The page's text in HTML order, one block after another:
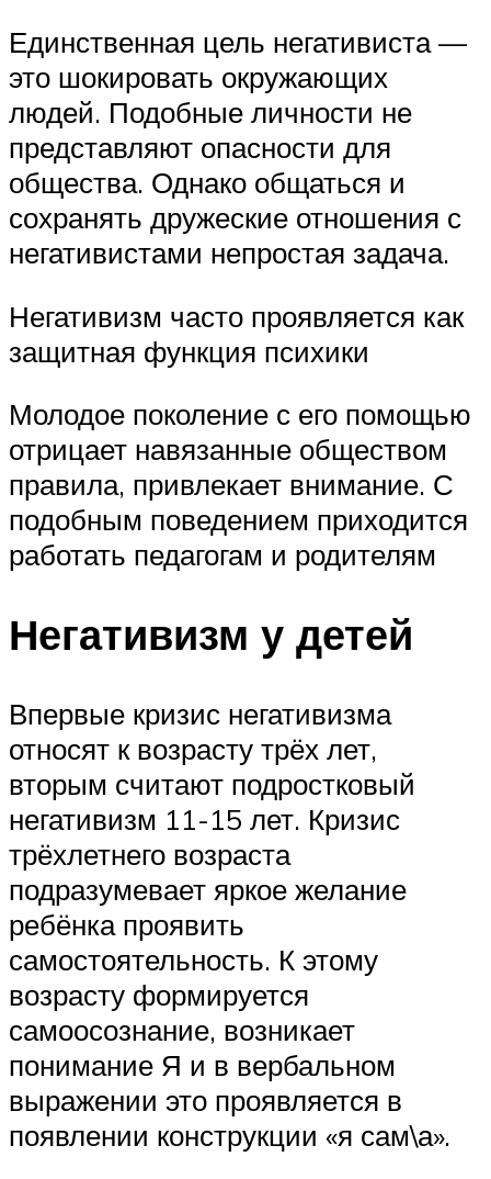
Единственная цель негативиста —
это шокировать окружающих
людей. Подобные личности не
представляют опасности для
общества. Однако общаться и
сохранять дружеские отношения с
негативистами непростая задача.
Негативизм часто проявляется как
защитная функция психики
Молодое поколение с его помощью
отрицает навязанные обществом
правила, привлекает внимание. С
подобным поведением приходится
работать педагогам и родителям
Негативизм у детей
Впервые кризис негативизма
относят к возрасту трёх лет,
вторым считают подростковый
негативизм 11-15 лет. Кризис
трёхлетнего возраста
подразумевает яркое желание
ребёнка проявить
самостоятельность. К этому
возрасту формируется
самоосознание, возникает
понимание Я и в вербальном
выражении это проявляется в
появлении конструкции «я сам\а».